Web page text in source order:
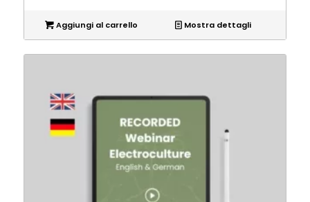
Aggiungi al carrello Mostra dettagli